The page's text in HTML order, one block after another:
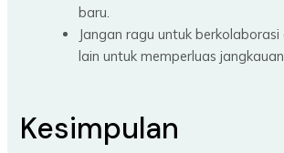
baru.
Jangan ragu untuk
lain untuk memperluas
Kesimpulan